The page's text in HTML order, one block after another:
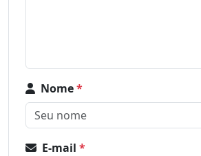
Nome*
E-mail *